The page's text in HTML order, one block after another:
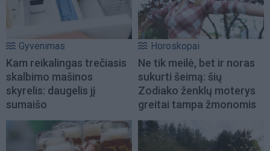
Gyvenimas
Kam reikalingas trečiasis
skalbimo mašinos
skyrelis: daugelis jį
sumaišo
Horoskopai
Ne tik meilė, bet ir noras
sukurti šeimą: šių
Zodiako ženklų moterys
greitai tampa žmonomis